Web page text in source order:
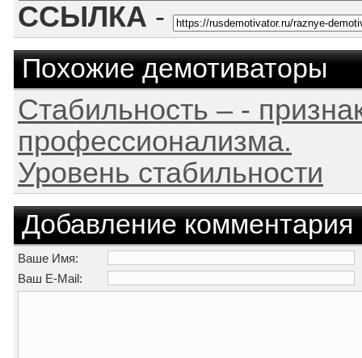
ССЫЛКА -
Похожие демотиваторы
Стабильность – -
профессионализма.
Уровень стабильности
Добавление комментария
Ваше Имя:
Ваш E-Mail: